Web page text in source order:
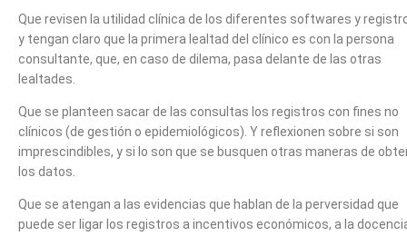
Que revisen la utilidad clínica de los diferentes softwares y
y tengan claro que la primera lealtad del clínico es con la persona
consultante, que, en caso de dilema, pasa delante de las otras
lealtades.
Que se planteen sacar de las consultas los registros con fines no
clínicos (de gestión o epidemiológicos). Y reflexionen sobre si son
imprescindibles, y si lo son que se busquen otras maneras de
los datos.
Que se atengan a las evidencias que hablan de la perversidad que
puede ser ligar los registros a incentivos económicos, a la